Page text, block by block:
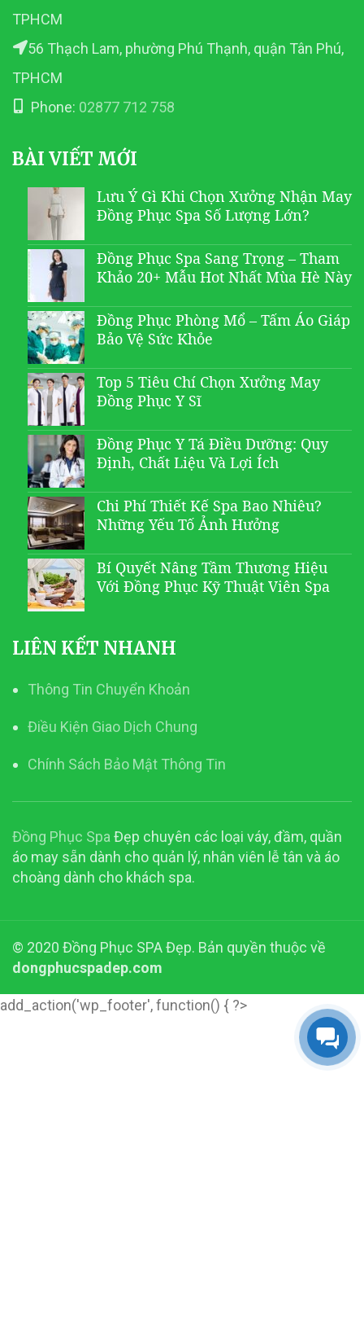
TPHCM
56 Thạch Lam, phường Phú Thạnh, quận Tân Phú,
TPHCM
Phone: 02877 712 758
BÀI VIẾT MỚI
Lưu Ý Gì Khi Chọn Xưởng Nhận May
Đồng Phục Spa Số Lượng Lớn?
Đồng Phục Spa Sang Trọng – Tham
Khảo 20+ Mẫu Hot Nhất Mùa Hè Này
Đồng Phục Phòng Mổ – Tấm Áo Giáp
Bảo Vệ Sức Khỏe
Top 5 Tiêu Chí Chọn Xưởng May
Đồng Phục Y Sĩ
Đồng Phục Y Tá Điều Dưỡng: Quy
Định, Chất Liệu Và Lợi Ích
Chi Phí Thiết Kế Spa Bao Nhiêu?
Những Yếu Tố Ảnh Hưởng
Bí Quyết Nâng Tầm Thương Hiệu
Với Đồng Phục Kỹ Thuật Viên Spa
LIÊN KẾT NHANH
Thông Tin Chuyển Khoản
Điều Kiện Giao Dịch Chung
Chính Sách Bảo Mật Thông Tin
Đồng Phục SpaĐẹp chuyên các loại váy, đầm, quần
áo may sẵn dành cho quản lý, nhân viên lễ tân và áo
choàng dành cho khách spa.
© 2020 Đồng Phục SPA Đẹp. Bản quyền thuộc về
dongphucspadep.com
add_action('wp_footer', function() { ?>